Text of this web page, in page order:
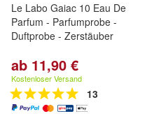
Le Labo Gaiac 10 Eau De
Parfum - Parfumprobe -
Duftprobe - Zerstäuber
ab 11,90 €
Kostenloser Versand
13